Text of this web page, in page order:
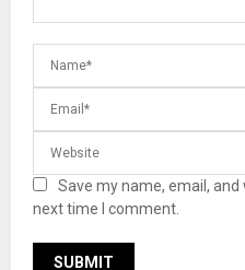
Save my name, email,
next time I comment.